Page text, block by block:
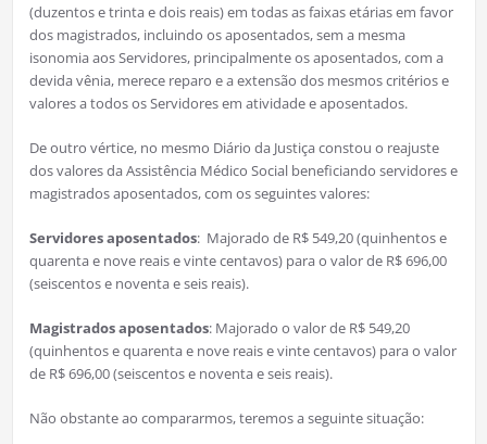
(duzentos e trinta e dois reais) em todas as faixas etárias em favor
dos magistrados, incluindo os aposentados, sem a mesma
isonomia aos Servidores, principalmente os aposentados, com a
devida vênia, merece reparo e a extensão dos mesmos critérios e
valores a todos os Servidores em atividade e aposentados.
De outro vértice, no mesmo Diário da Justiça constou o reajuste
dos valores da Assistência Médico Social beneficiando servidores e
magistrados aposentados, com os seguintes valores:
Servidores aposentados: Majorado de R$ 549,20 (quinhentos e
quarenta e nove reais e vinte centavos) para o valor de R$ 696,00
(seiscentos e noventa e seis reais).
Magistrados aposentados: Majorado o valor de R$ 549,20
(quinhentos e quarenta e nove reais e vinte centavos) para o valor
de R$ 696,00 (seiscentos e noventa e seis reais).
Não obstante ao compararmos, teremos a seguinte situação: